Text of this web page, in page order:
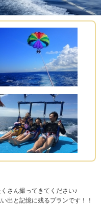
さん撮ってきてください♪
出と記憶に残るプランです！！